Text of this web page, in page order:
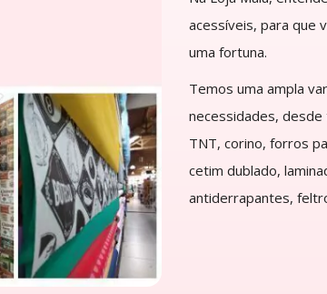
acessíveis, para que
uma fortuna.
Temos uma ampla
necessidades, desde
TNT, corino, forros
cetim dublado,
antiderrapantes,